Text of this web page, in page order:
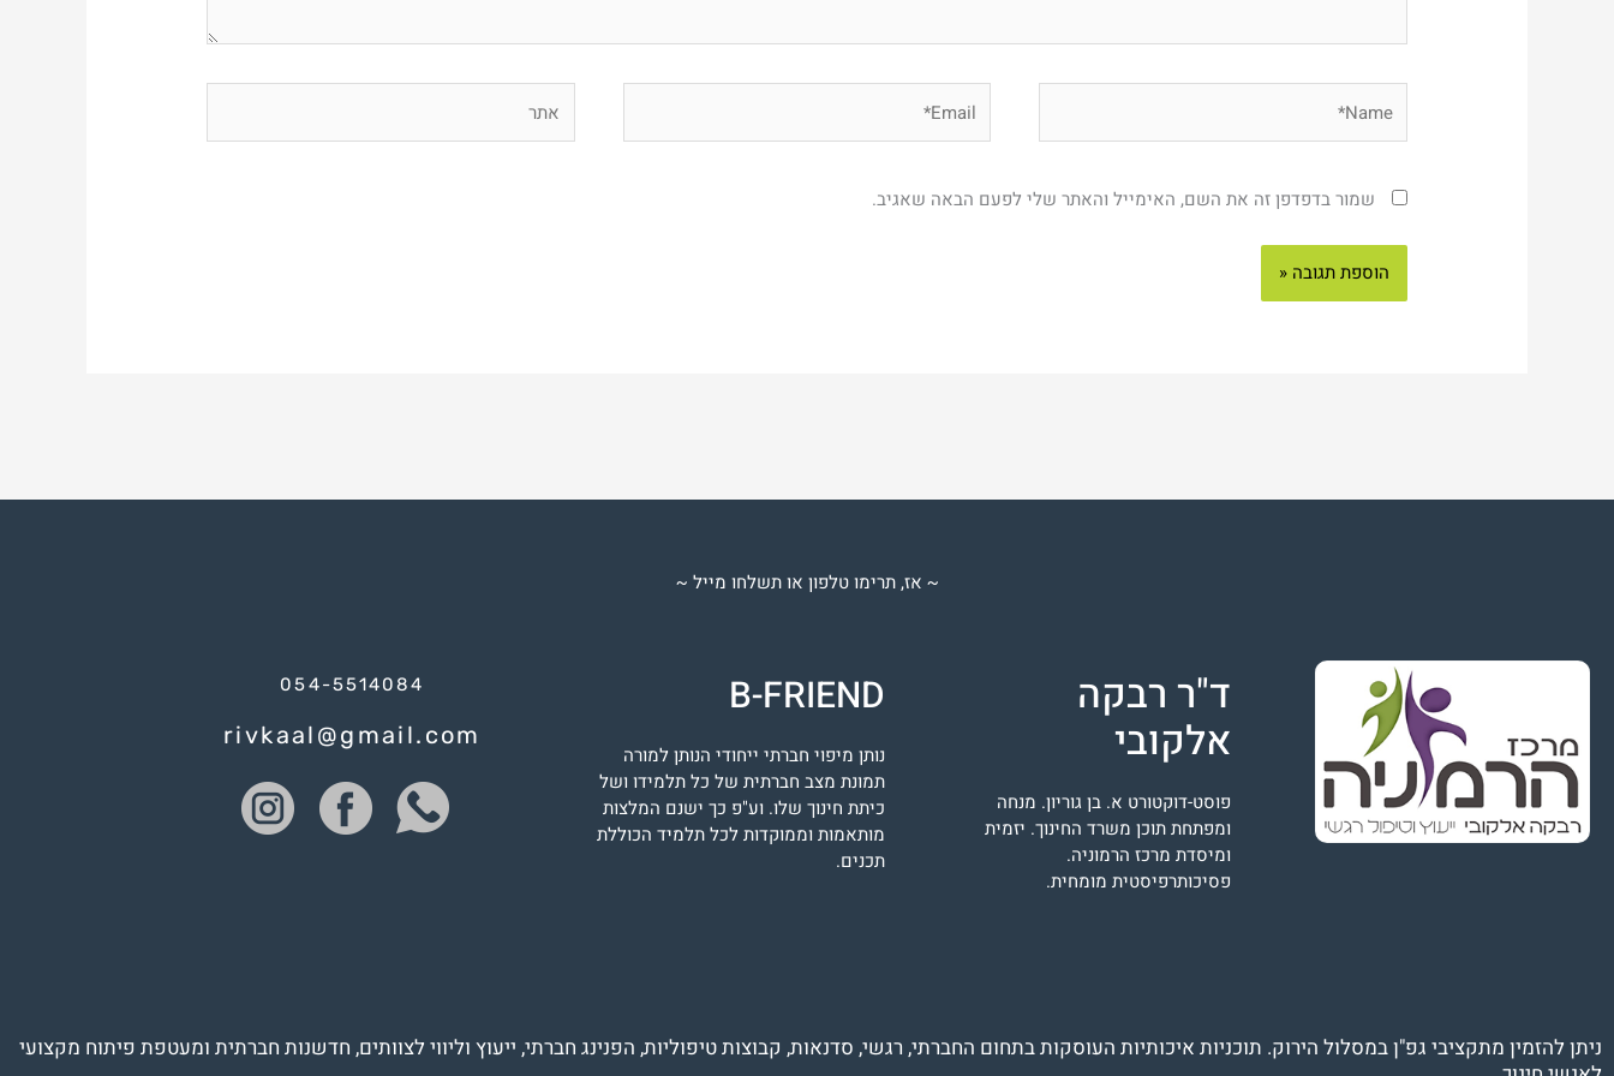
שמור בדפדפן זה את השם, האימייל והאתר שלי לפעם הבאה שאגיב.
~ אז, תרימו טלפון או תשלחו מייל ~
ד"ר רבקה
אלקובי
פוסט-דוקטורט א. בן גוריון. מנחה
ומפתחת תוכן משרד החינוך. יזמית
ומיסדת מרכז הרמוניה.
פסיכותרפיסטית מומחית.
B-FRIEND
נותן מיפוי חברתי ייחודי הנותן למורה
תמונת מצב חברתית של כל תלמידו ושל
כיתת חינוך שלו. וע"פ כך ישנם המלצות
מותאמות וממוקדות לכל תלמיד הכוללת
תכנים.
054-5514084
rivkaal@gmail.com
ניתן להזמין מתקציבי גפ"ן במסלול הירוק. תוכניות איכותיות העוסקות בתחום החברתי, רגשי, סדנאות, קבוצות טיפוליות, הפנינג חברתי, ייעוץ וליווי לצוותים, חדשנות חברתית ומעטפת פיתוח מקצועי